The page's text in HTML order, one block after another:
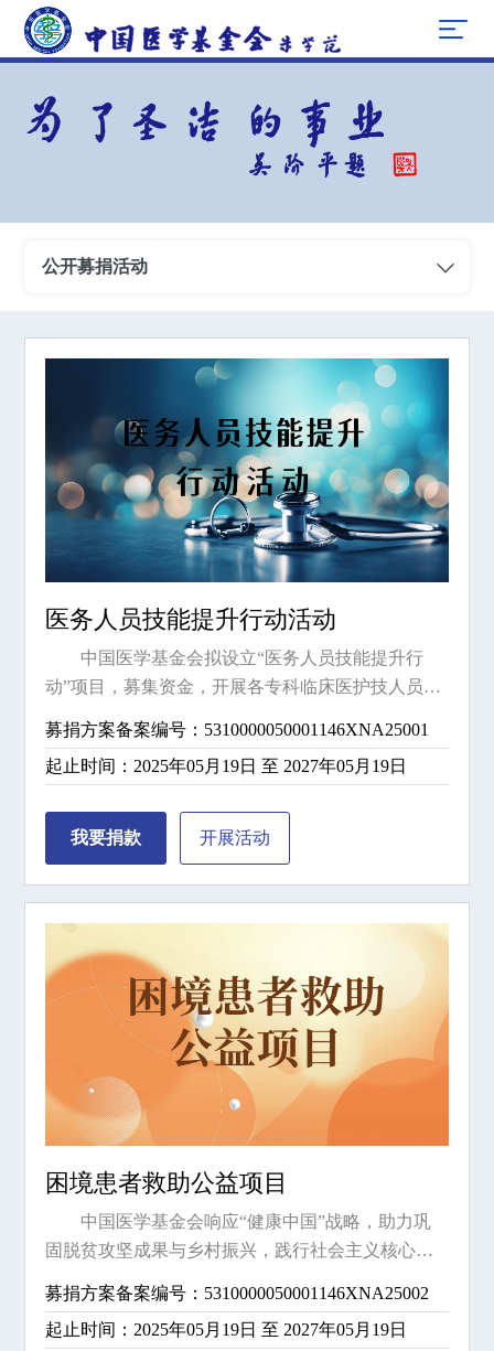
公开募捐活动
医务人员技能提升行动活动
中国医学基金会拟设立“医务人员技能提升行
动”项目，募集资金，开展各专科临床医护技人员的
科包括：糖尿病、肿瘤、专科护理、妇科、儿科、
眼科、神外、心血管等培训。主要是我国老年医学
行公益培训的公益活动，提高临床医生诊疗技术和
护士的护理水平，促进我国医学公益培训活动发
展，通过公益培训活动，着力打造医务人员技能培
募捐方案备案编号：5310000050001146XNA25001
起止时间：2025年05月19日 至 2027年05月19日
我要捐款 开展活动
困境患者救助公益项目
中国医学基金会响应“健康中国”战略，助力巩
固脱贫攻坚成果与乡村振兴，践行社会主义核心价
解经济与身心双重压力，防止因病致贫、返贫，促
进社会公平。现在针对困境患者帮扶，通过线上线
募捐方案备案编号：5310000050001146XNA25002
起止时间：2025年05月19日 至 2027年05月19日